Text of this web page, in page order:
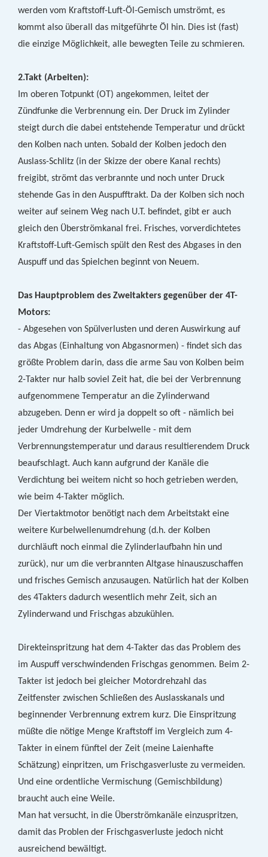
werden vom Kraftstoff-Luft-Öl-Gemisch umströmt, es
kommt also überall das mitgeführte Öl hin. Dies ist (fast)
die einzige Möglichkeit, alle bewegten Teile zu schmieren.
2.Takt (Arbeiten):
Im oberen Totpunkt (OT) angekommen, leitet der
Zündfunke die Verbrennung ein. Der Druck im Zylinder
steigt durch die dabei entstehende Temperatur und drückt
den Kolben nach unten. Sobald der Kolben jedoch den
Auslass-Schlitz (in der Skizze der obere Kanal rechts)
freigibt, strömt das verbrannte und noch unter Druck
stehende Gas in den Auspufftrakt. Da der Kolben sich noch
weiter auf seinem Weg nach U.T. befindet, gibt er auch
gleich den Überströmkanal frei. Frisches, vorverdichtetes
Kraftstoff-Luft-Gemisch spült den Rest des Abgases in den
Auspuff und das Spielchen beginnt von Neuem.
Das Hauptproblem des Zweitakters gegenüber der 4T-
Motors:
- Abgesehen von Spülverlusten und deren Auswirkung auf
das Abgas (Einhaltung von Abgasnormen) - findet sich das
größte Problem darin, dass die arme Sau von Kolben beim
2-Takter nur halb soviel Zeit hat, die bei der Verbrennung
aufgenommene Temperatur an die Zylinderwand
abzugeben. Denn er wird ja doppelt so oft - nämlich bei
jeder Umdrehung der Kurbelwelle - mit dem
Verbrennungstemperatur und daraus resultierendem Druck
beaufschlagt. Auch kann aufgrund der Kanäle die
Verdichtung bei weitem nicht so hoch getrieben werden,
wie beim 4-Takter möglich.
Der Viertaktmotor benötigt nach dem Arbeitstakt eine
weitere Kurbelwellenumdrehung (d.h. der Kolben
durchläuft noch einmal die Zylinderlaufbahn hin und
zurück), nur um die verbrannten Altgase hinauszuschaffen
und frisches Gemisch anzusaugen. Natürlich hat der Kolben
des 4Takters dadurch wesentlich mehr Zeit, sich an
Zylinderwand und Frischgas abzukühlen.
Direkteinspritzung hat dem 4-Takter das das Problem des
im Auspuff verschwindenden Frischgas genommen. Beim 2-
Takter ist jedoch bei gleicher Motordrehzahl das
Zeitfenster zwischen Schließen des Auslasskanals und
beginnender Verbrennung extrem kurz. Die Einspritzung
müßte die nötige Menge Kraftstoff im Vergleich zum 4-
Takter in einem fünftel der Zeit (meine Laienhafte
Schätzung) einpritzen, um Frischgasverluste zu vermeiden.
Und eine ordentliche Vermischung (Gemischbildung)
braucht auch eine Weile.
Man hat versucht, in die Überströmkanäle einzuspritzen,
damit das Problen der Frischgasverluste jedoch nicht
ausreichend bewältigt.